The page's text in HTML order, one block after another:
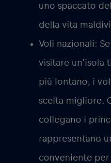
uno spaccato
della vita
Voli nazionali:
visitare un’isola
più lontano, i
scelta migliore.
collegano i
rappresentano
conveniente